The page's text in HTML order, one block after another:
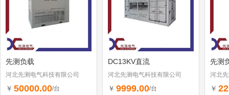
先测负载
河北先测电气科技有限公司
￥ 50000.00/台
DC13KV直流
河北先测电气科技有限公司
￥ 9999.00/台
先测
河北
￥